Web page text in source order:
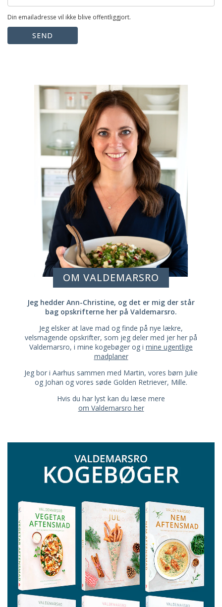
Din emailadresse vil ikke blive offentliggjort.
SEND
OM VALDEMARSRO
Jeg hedder Ann-Christine, og det er mig der står
bag opskrifterne her på Valdemarsro.
Jeg elsker at lave mad og finde på nye lækre,
velsmagende opskrifter, som jeg deler med jer her på
Valdemarsro, i mine kogebøger og i mine ugentlige
madplaner
Jeg bor i Aarhus sammen med Martin, vores børn Julie
og Johan og vores søde Golden Retriever, Mille.
Hvis du har lyst kan du læse mere
om Valdemarsro her